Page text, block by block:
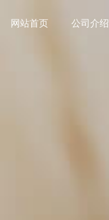
网站首页 公司介绍